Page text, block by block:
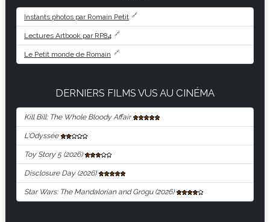
Instants photos par Romain Petit
Lectures Artbook par RP84
Le Petit monde de Romain
DERNIERS FILMS VUS AU CINÉMA
Kill Bill: The Whole Bloody Affair
L'Odyssée
Toy Story 5 (2026)
Disclosure Day (2026)
Star Wars: The Mandalorian and Grogu (2026)